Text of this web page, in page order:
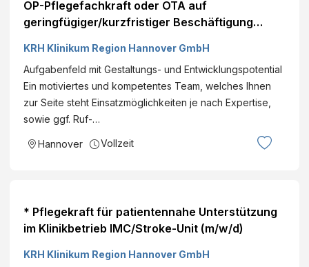
OP-Pflegefachkraft oder OTA auf
geringfügiger/kurzfristiger Beschäftigung
KRH Klinikum Region Hannover GmbH
Aufgabenfeld mit Gestaltungs- und Entwicklungspotential
Ein motiviertes und kompetentes Team, welches Ihnen
zur Seite steht Einsatzmöglichkeiten je nach Expertise,
sowie ggf. Ruf-…
Hannover Vollzeit
* Pflegekraft für patientennahe Unterstützung
im Klinikbetrieb IMC/Stroke-Unit (m/w/d)
KRH Klinikum Region Hannover GmbH